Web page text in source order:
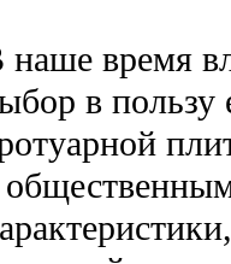
наше время
в пользу